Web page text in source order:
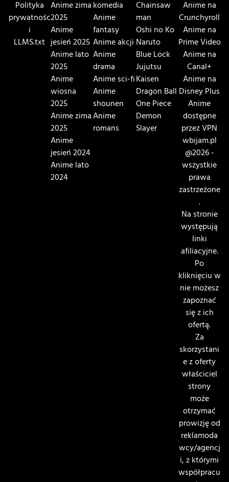
Polityka
prywatnośc
i
LLMS.txt
Anime zima
2025
Anime
jesień 2025
Anime lato
2025
Anime
wiosna
2025
Anime zima
2025
Anime
jesień 2024
Anime lato
2024
komedia
Anime
fantasy
Anime akcji
Anime
drama
Anime sci-fi
Anime
shounen
Anime
romans
Chainsaw
man
Oshi no Ko
Naruto
Blue Lock
Jujutsu
Kaisen
Dragon Ball
One Piece
Demon
Slayer
Anime na
Crunchyroll
Anime na
Prime Video
Anime na
Canal+
Anime na
Disney Plus
Anime
dostępne
przez VPN
wbijam.pl
@2026 -
wszystkie
prawa
zastrzeżone
.
Na stronie
występują
linki
afiliacyjne.
Po
kliknięciu w
nie możesz
zapoznać
się z ich
ofertą.
Za
skorzystani
e z oferty
właściciel
strony
może
otrzymać
prowizję od
reklamoda
wcy/agencj
i, z którymi
współpracu